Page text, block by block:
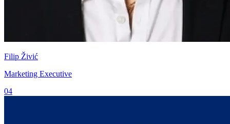
Filip Živić
Marketing Executive
04